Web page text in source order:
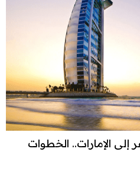
إلى الإمارات.. الخطوات